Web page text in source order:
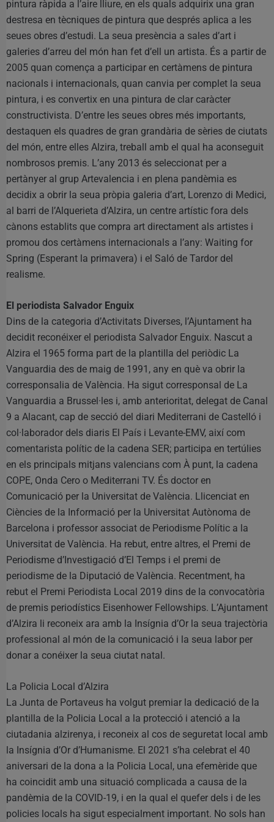
pintura ràpida a l’aire lliure, en els quals adquirix una gran
destresa en tècniques de pintura que després aplica a les
seues obres d’estudi. La seua presència a sales d’art i
galeries d’arreu del món han fet d’ell un artista. És a partir de
2005 quan comença a participar en certàmens de pintura
nacionals i internacionals, quan canvia per complet la seua
pintura, i es convertix en una pintura de clar caràcter
constructivista. D’entre les seues obres més importants,
destaquen els quadres de gran grandària de sèries de ciutats
del món, entre elles Alzira, treball amb el qual ha aconseguit
nombrosos premis. L’any 2013 és seleccionat per a
pertànyer al grup Artevalencia i en plena pandèmia es
decidix a obrir la seua pròpia galeria d’art, Lorenzo di Medici,
al barri de l’Alquerieta d’Alzira, un centre artístic fora dels
cànons establits que compra art directament als artistes i
promou dos certàmens internacionals a l’any: Waiting for
Spring (Esperant la primavera) i el Saló de Tardor del
realisme.
El periodista Salvador Enguix
Dins de la categoria d’Activitats Diverses, l’Ajuntament ha
decidit reconéixer el periodista Salvador Enguix. Nascut a
Alzira el 1965 forma part de la plantilla del periòdic La
Vanguardia des de maig de 1991, any en què va obrir la
corresponsalia de València. Ha sigut corresponsal de La
Vanguardia a Brussel·les i, amb anterioritat, delegat de Canal
9 a Alacant, cap de secció del diari Mediterrani de Castelló i
col·laborador dels diaris El País i Levante-EMV, així com
comentarista polític de la cadena SER; participa en tertúlies
en els principals mitjans valencians com À punt, la cadena
COPE, Onda Cero o Mediterrani TV. És doctor en
Comunicació per la Universitat de València. Llicenciat en
Ciències de la Informació per la Universitat Autònoma de
Barcelona i professor associat de Periodisme Polític a la
Universitat de València. Ha rebut, entre altres, el Premi de
Periodisme d’Investigació d’El Temps i el premi de
periodisme de la Diputació de València. Recentment, ha
rebut el Premi Periodista Local 2019 dins de la convocatòria
de premis periodístics Eisenhower Fellowships. L’Ajuntament
d’Alzira li reconeix ara amb la Insígnia d’Or la seua trajectòria
professional al món de la comunicació i la seua labor per
donar a conéixer la seua ciutat natal.
La Policia Local d’Alzira
La Junta de Portaveus ha volgut premiar la dedicació de la
plantilla de la Policia Local a la protecció i atenció a la
ciutadania alzirenya, i reconeix al cos de seguretat local amb
la Insígnia d’Or d’Humanisme. El 2021 s’ha celebrat el 40
aniversari de la dona a la Policia Local, una efemèride que
ha coincidit amb una situació complicada a causa de la
pandèmia de la COVID-19, i en la qual el quefer dels i de les
policies locals ha sigut especialment important. No sols han